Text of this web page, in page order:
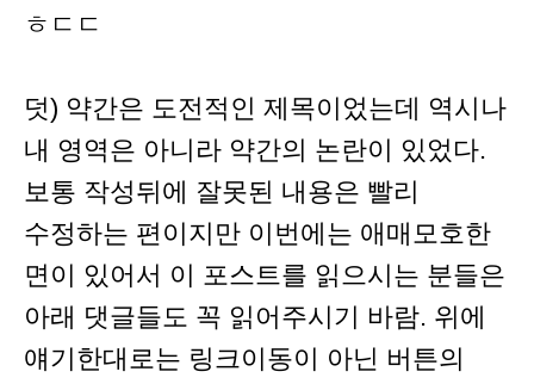
ㅎㄷㄷ
덧) 약간은 도전적인 제목이었는데 역시나
내 영역은 아니라 약간의 논란이 있었다.
보통 작성뒤에 잘못된 내용은 빨리
수정하는 편이지만 이번에는 애매모호한
면이 있어서 이 포스트를 읽으시는 분들은
아래 댓글들도 꼭 읽어주시기 바람. 위에
얘기한대로는 링크이동이 아닌 버튼의